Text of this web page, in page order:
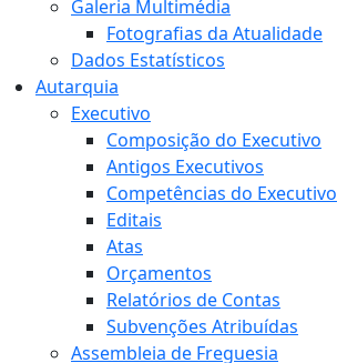
Galeria Multimédia
Fotografias da Atualidade
Dados Estatísticos
Autarquia
Executivo
Composição do Executivo
Antigos Executivos
Competências do Executivo
Editais
Atas
Orçamentos
Relatórios de Contas
Subvenções Atribuídas
Assembleia de Freguesia